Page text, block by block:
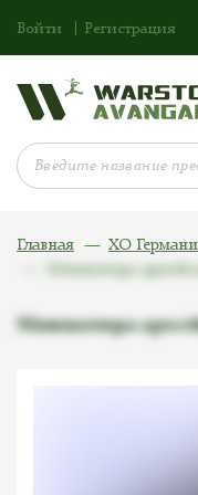
Войти Регистрация
Главная ХО
Миниатюра